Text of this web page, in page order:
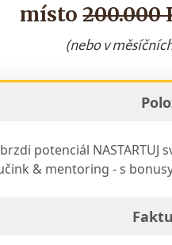
místo200.000
(nebo v
potenciál NASTARTUJ
& mentoring - s